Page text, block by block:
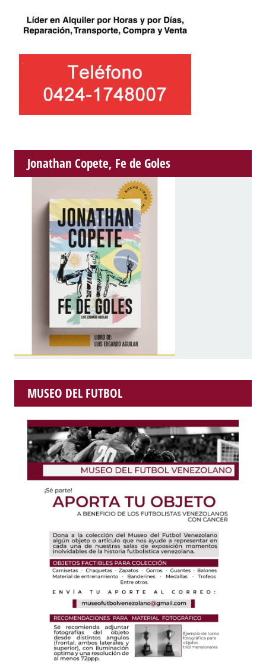
Jonathan Copete, Fe de Goles
MUSEO DEL FUTBOL